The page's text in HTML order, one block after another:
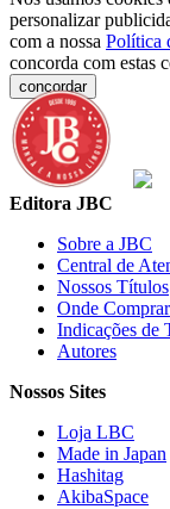
personalizar
com a nossa Política
concorda com estas
concordar
Editora JBC
Sobre a JBC
Central de
Nossos Títulos
Onde Comprar
Indicações de
Autores
Nossos Sites
Loja LBC
Made in Japan
Hashitag
AkibaSpace